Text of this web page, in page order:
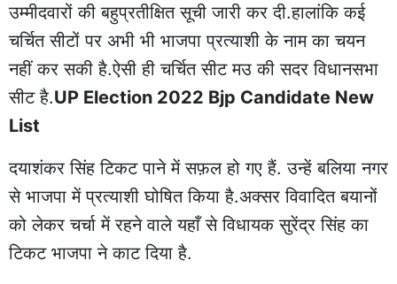
उम्मीदवारों की बहुप्रतीक्षित सूची जारी कर दी.हालांकि कई
चर्चित सीटों पर अभी भी भाजपा प्रत्याशी के नाम का चयन
नहीं कर सकी है.ऐसी ही चर्चित सीट मउ की सदर विधानसभा
सीट है.UP Election 2022 Bjp Candidate New
List
दयाशंकर सिंह टिकट पाने में सफ़ल हो गए हैं. उन्हें बलिया नगर
से भाजपा में प्रत्याशी घोषित किया है.अक्सर विवादित बयानों
को लेकर चर्चा में रहने वाले यहाँ से विधायक सुरेंद्र सिंह का
टिकट भाजपा ने काट दिया है.